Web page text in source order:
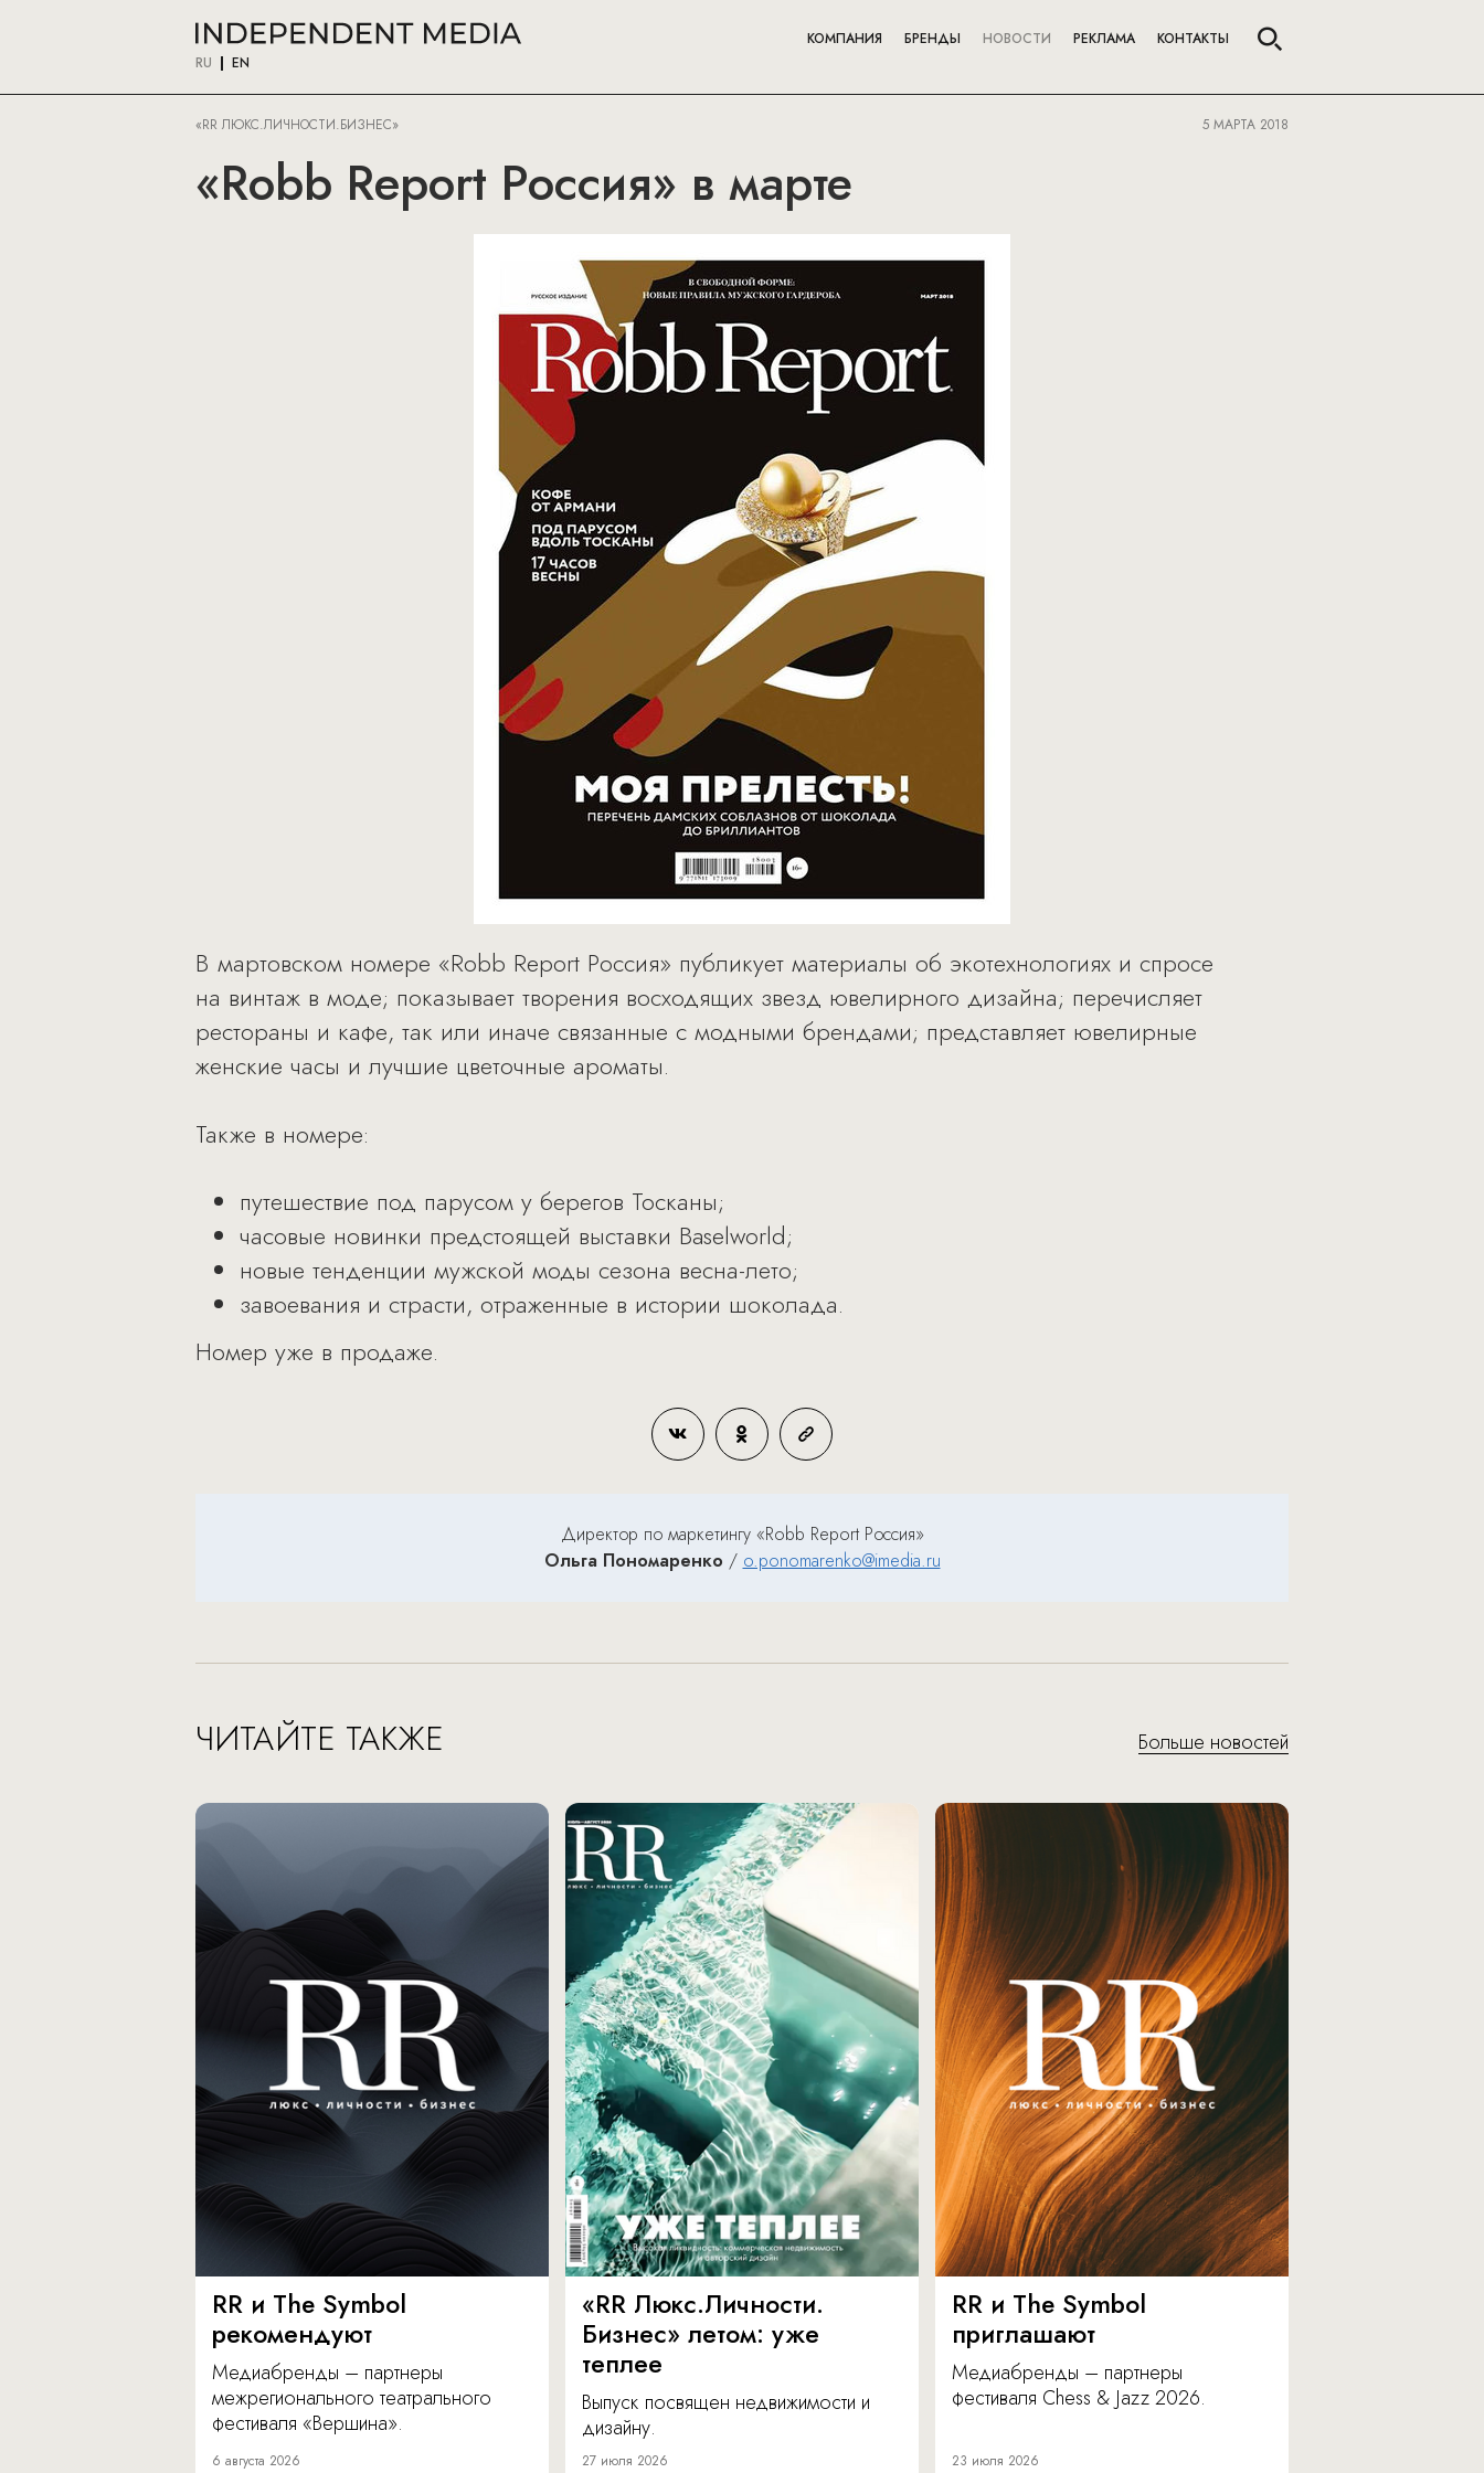
RU EN
КОМПАНИЯ БРЕНДЫ НОВОСТИ РЕКЛАМА КОНТАКТЫ
«RR ЛЮКС.ЛИЧНОСТИ.БИЗНЕС» 5 МАРТА 2018
«Robb Report Россия» в марте
В мартовском номере «Robb Report Россия» публикует материалы об экотехнологиях и спросе
на винтаж в моде; показывает творения восходящих звезд ювелирного дизайна; перечисляет
рестораны и кафе, так или иначе связанные с модными брендами; представляет ювелирные
женские часы и лучшие цветочные ароматы.
Также в номере:
путешествие под парусом у берегов Тосканы;
часовые новинки предстоящей выставки Baselworld;
новые тенденции мужской моды сезона весна-лето;
завоевания и страсти, отраженные в истории шоколада.
Номер уже в продаже.
Директор по маркетингу «Robb Report Россия»
Ольга Пономаренко / o.ponomarenko@imedia.ru
ЧИТАЙТЕ ТАКЖЕ Больше новостей
RR и The Symbol
рекомендуют
Медиабренды – партнеры
межрегионального театрального
фестиваля «Вершина».
6 августа 2026
«RR Люкс.Личности.
Бизнес» летом: уже
теплее
Выпуск посвящен недвижимости и
дизайну.
27 июля 2026
RR и The Symbol
приглашают
Медиабренды – партнеры
фестиваля Chess & Jazz 2026.
23 июля 2026